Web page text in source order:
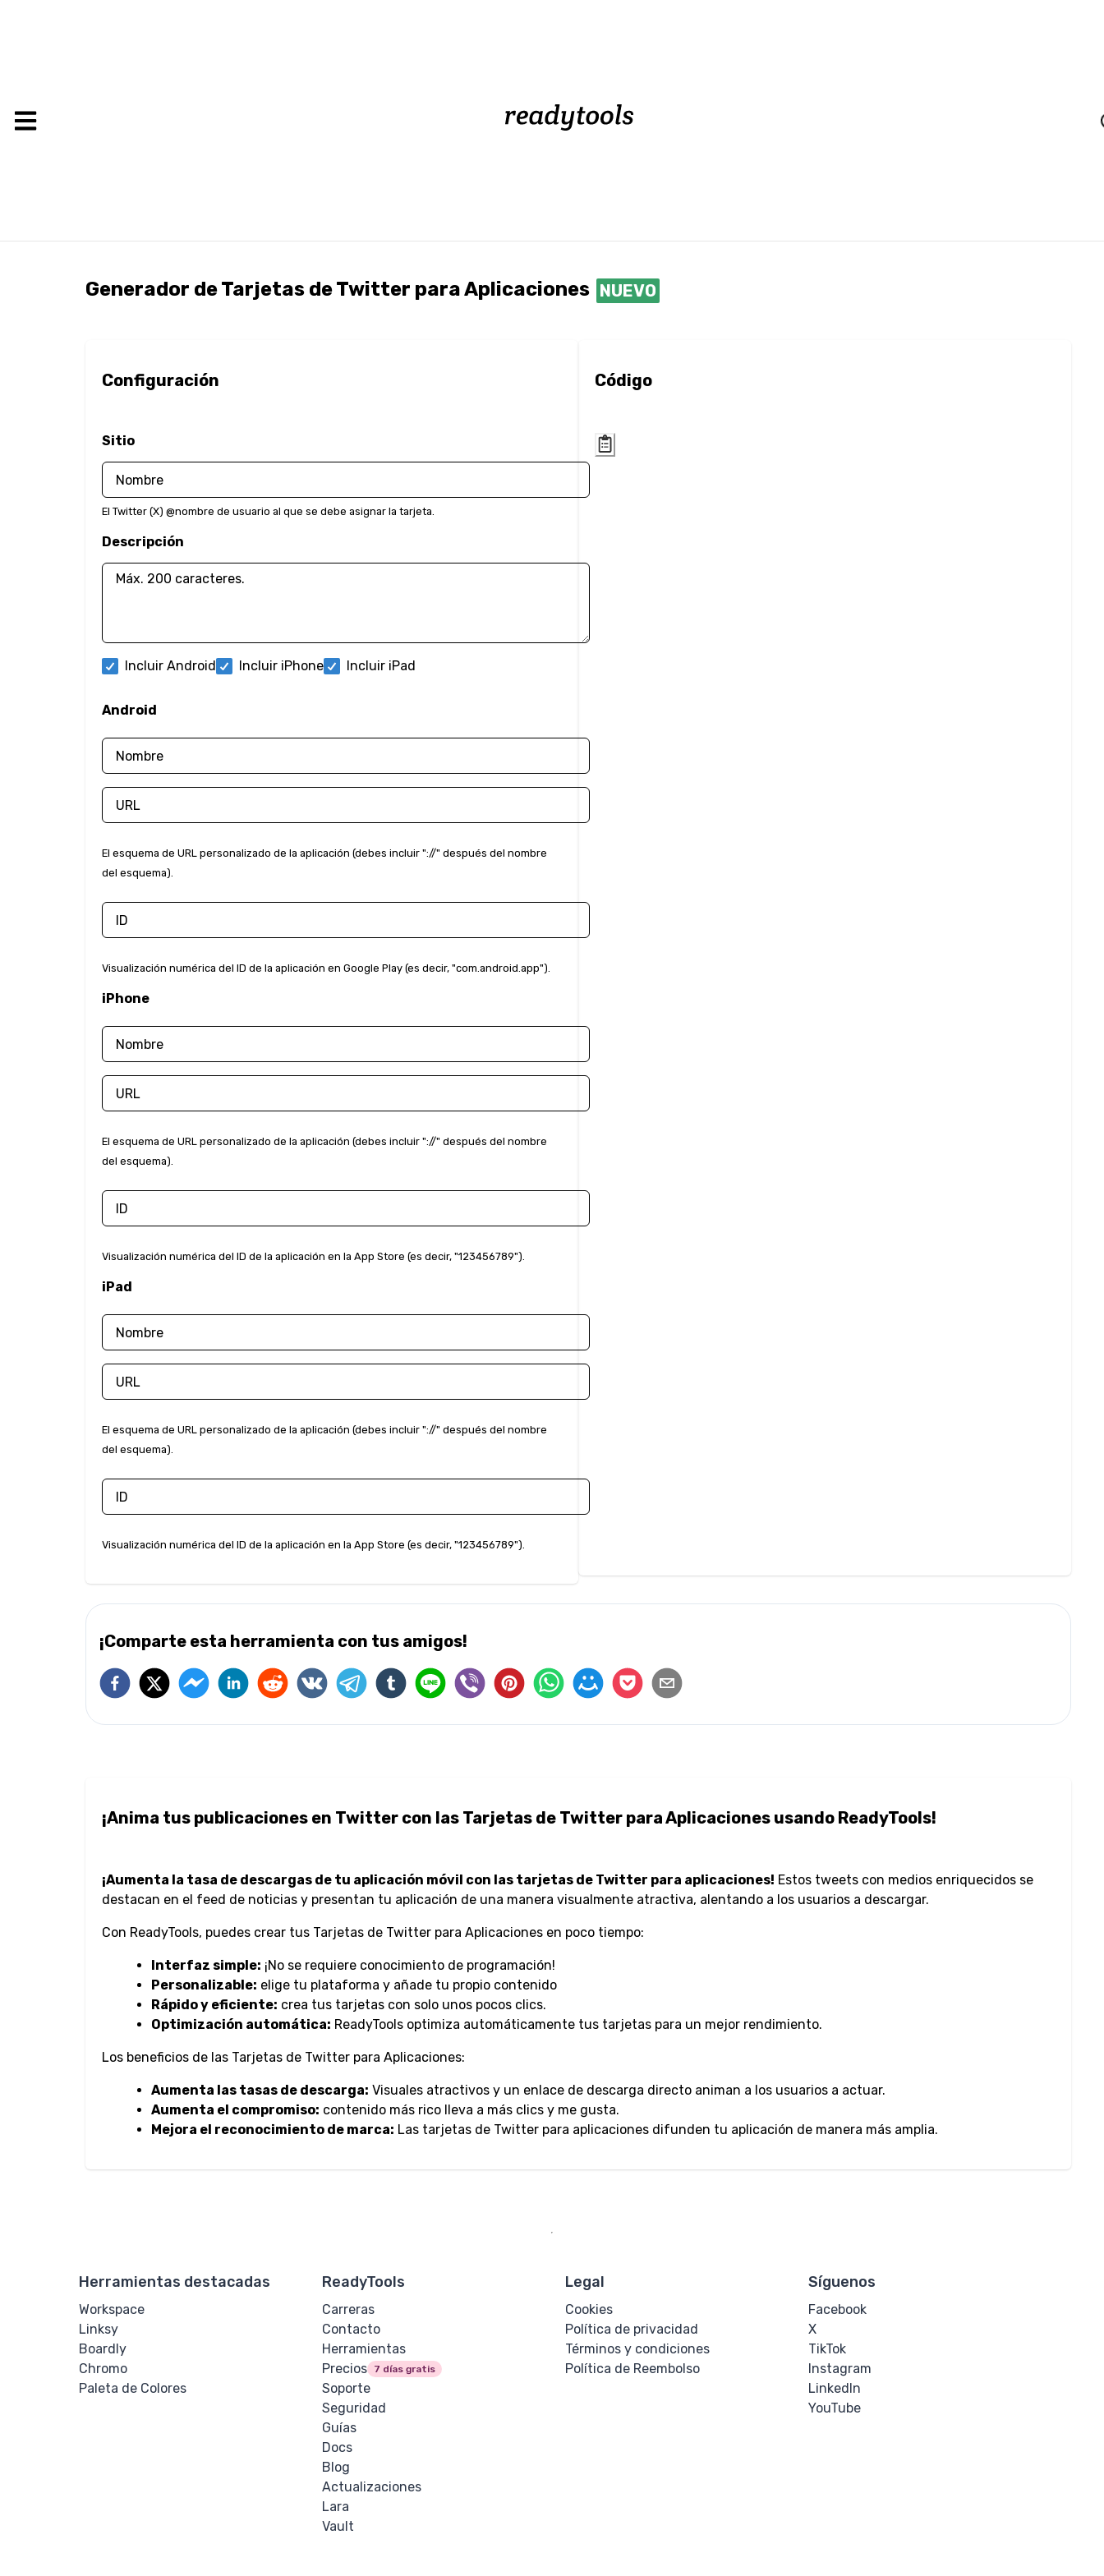
Generador de Tarjetas de Twitter para Aplicaciones NUEVO
Configuración
Sitio
El Twitter (X) @nombre de usuario al que se debe asignar la tarjeta.
Descripción
Incluir Android Incluir iPhone Incluir iPad
Android
El esquema de URL personalizado de la aplicación (debes incluir "://" después del nombre
del esquema).
Visualización numérica del ID de la aplicación en Google Play (es decir, "com.android.app").
iPhone
El esquema de URL personalizado de la aplicación (debes incluir "://" después del nombre
del esquema).
Visualización numérica del ID de la aplicación en la App Store (es decir, "123456789").
iPad
El esquema de URL personalizado de la aplicación (debes incluir "://" después del nombre
del esquema).
Visualización numérica del ID de la aplicación en la App Store (es decir, "123456789").
Código
¡Comparte esta herramienta con tus amigos!
¡Anima tus publicaciones en Twitter con las Tarjetas de Twitter para Aplicaciones usando ReadyTools!
¡Aumenta la tasa de descargas de tu aplicación móvil con las tarjetas de Twitter para aplicaciones! Estos tweets con medios enriquecidos se
destacan en el feed de noticias y presentan tu aplicación de una manera visualmente atractiva, alentando a los usuarios a descargar.
Con ReadyTools, puedes crear tus Tarjetas de Twitter para Aplicaciones en poco tiempo:
Interfaz simple: ¡No se requiere conocimiento de programación!
Personalizable: elige tu plataforma y añade tu propio contenido
Rápido y eficiente: crea tus tarjetas con solo unos pocos clics.
Optimización automática: ReadyTools optimiza automáticamente tus tarjetas para un mejor rendimiento.
Los beneficios de las Tarjetas de Twitter para Aplicaciones:
Aumenta las tasas de descarga: Visuales atractivos y un enlace de descarga directo animan a los usuarios a actuar.
Aumenta el compromiso: contenido más rico lleva a más clics y me gusta.
Mejora el reconocimiento de marca: Las tarjetas de Twitter para aplicaciones difunden tu aplicación de manera más amplia.
Herramientas destacadas
Workspace
Linksy
Boardly
Chromo
Paleta de Colores
ReadyTools
Carreras
Contacto
Herramientas
Precios
7 días gratis
Soporte
Seguridad
Guías
Docs
Blog
Actualizaciones
Lara
Vault
Legal
Cookies
Política de privacidad
Términos y condiciones
Política de Reembolso
Síguenos
Facebook
X
TikTok
Instagram
LinkedIn
YouTube